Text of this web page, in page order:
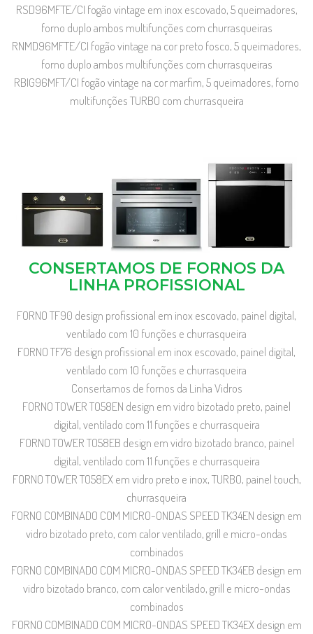
RSD96MFTE/CI fogão vintage em inox escovado, 5 queimadores,
forno duplo ambos multifunções com churrasqueiras
RNMD96MFTE/CI fogão vintage na cor preto fosco, 5 queimadores,
forno duplo ambos multifunções com churrasqueiras
RBIG96MFT/CI fogão vintage na cor marfim, 5 queimadores, forno
multifunções TURBO com churrasqueira
CONSERTAMOS DE FORNOS DA
LINHA PROFISSIONAL
FORNO TF90 design profissional em inox escovado, painel digital,
ventilado com 10 funções e churrasqueira
FORNO TF76 design profissional em inox escovado, painel digital,
ventilado com 10 funções e churrasqueira
Consertamos de fornos da Linha Vidros
FORNO TOWER TO58EN design em vidro bizotado preto, painel
digital, ventilado com 11 funções e churrasqueira
FORNO TOWER TO58EB design em vidro bizotado branco, painel
digital, ventilado com 11 funções e churrasqueira
FORNO TOWER TO58EX em vidro preto e inox, TURBO, painel touch,
churrasqueira
FORNO COMBINADO COM MICRO-ONDAS SPEED TK34EN design em
vidro bizotado preto, com calor ventilado, grill e micro-ondas
combinados
FORNO COMBINADO COM MICRO-ONDAS SPEED TK34EB design em
vidro bizotado branco, com calor ventilado, grill e micro-ondas
combinados
FORNO COMBINADO COM MICRO-ONDAS SPEED TK34EX design em